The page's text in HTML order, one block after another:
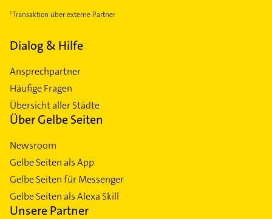
Transaktion über externe Partner
Dialog & Hilfe
Ansprechpartner
Häufige Fragen
Übersicht aller Städte
Über Gelbe Seiten
Newsroom
Gelbe Seiten als App
Gelbe Seiten für Messenger
Gelbe Seiten als Alexa Skill
Unsere Partner